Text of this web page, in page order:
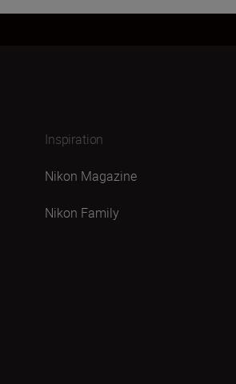
Inspiration
Nikon Magazine
Nikon Family